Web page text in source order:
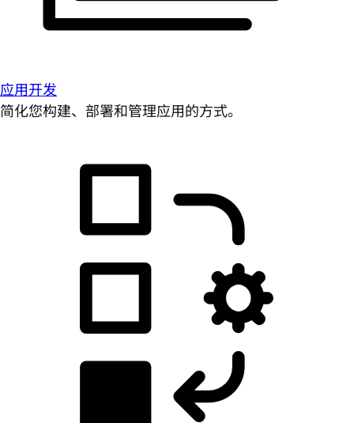
应用开发
简化您构建、部署和管理应用的方式。